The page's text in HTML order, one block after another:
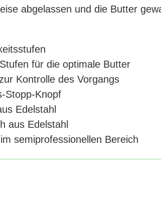
abgelassen und die Butter
für die optimale Butter
Kontrolle des Vorgangs
Stopp-Knopf
Edelstahl
aus Edelstahl
semiprofessionellen Bereich